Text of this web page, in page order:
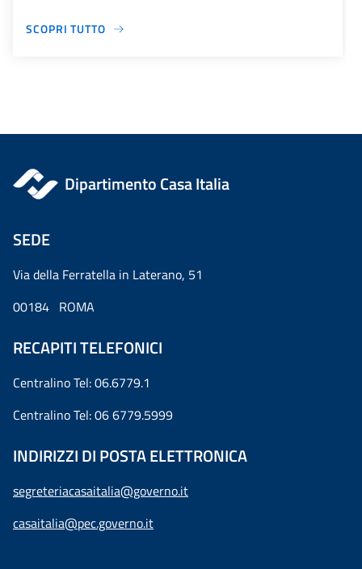
SCOPRI TUTTO
Dipartimento Casa Italia
SEDE
Via della Ferratella in Laterano, 51
00184 ROMA
RECAPITI TELEFONICI
Centralino Tel: 06.6779.1
Centralino Tel: 06 6779.5999
INDIRIZZI DI POSTA ELETTRONICA
segreteriacasaitalia@governo.it
casaitalia@pec.governo.it